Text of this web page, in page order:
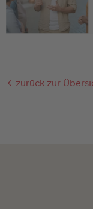
zurück zur